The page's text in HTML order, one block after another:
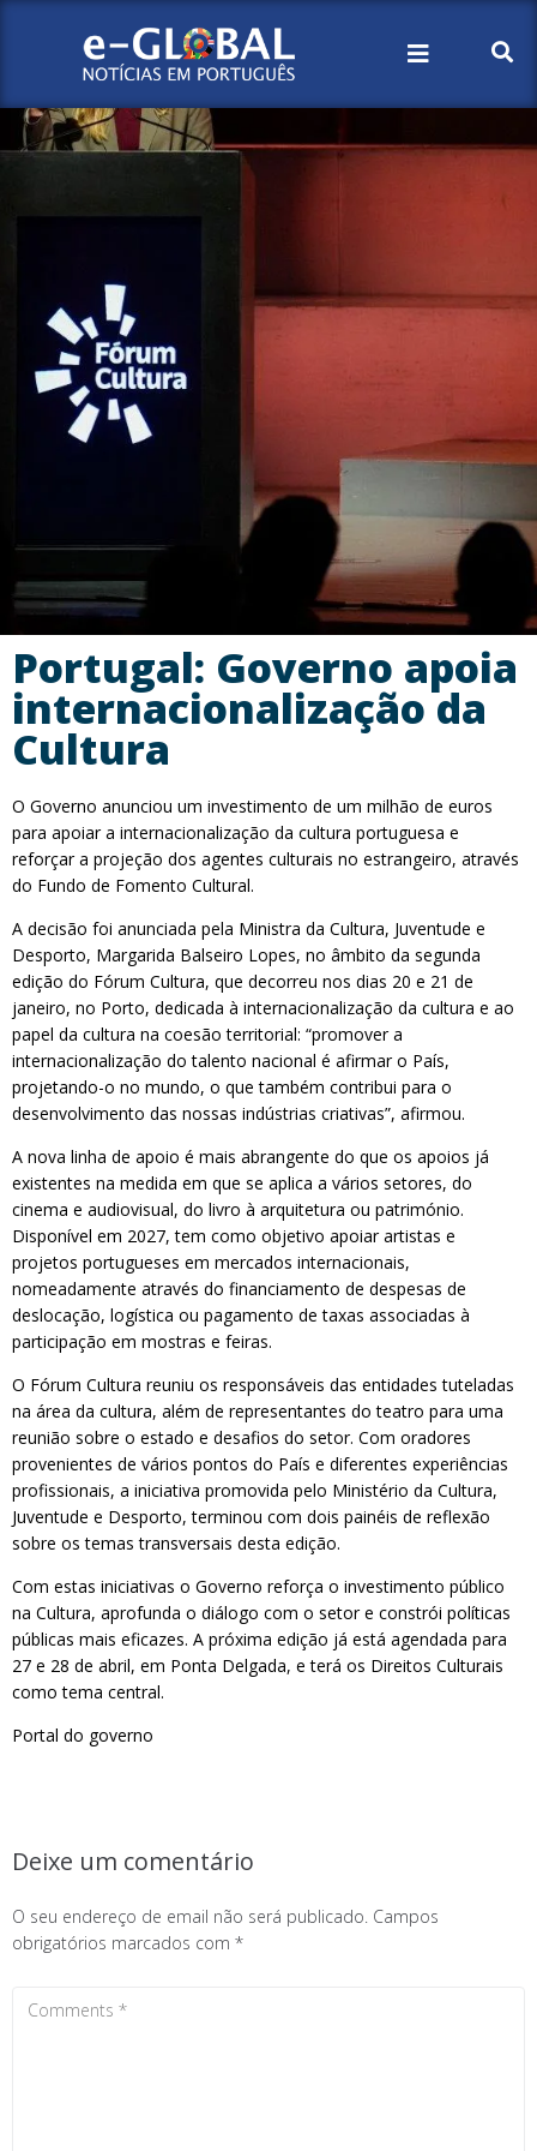
Portugal: Governo apoia
internacionalização da
Cultura
O Governo anunciou um investimento de um milhão de euros
para apoiar a internacionalização da cultura portuguesa e
reforçar a projeção dos agentes culturais no estrangeiro, através
do Fundo de Fomento Cultural.
A decisão foi anunciada pela Ministra da Cultura, Juventude e
Desporto, Margarida Balseiro Lopes, no âmbito da segunda
edição do Fórum Cultura, que decorreu nos dias 20 e 21 de
janeiro, no Porto, dedicada à internacionalização da cultura e ao
papel da cultura na coesão territorial: “promover a
internacionalização do talento nacional é afirmar o País,
projetando-o no mundo, o que também contribui para o
desenvolvimento das nossas indústrias criativas”, afirmou.
A nova linha de apoio é mais abrangente do que os apoios já
existentes na medida em que se aplica a vários setores, do
cinema e audiovisual, do livro à arquitetura ou património.
Disponível em 2027, tem como objetivo apoiar artistas e
projetos portugueses em mercados internacionais,
nomeadamente através do financiamento de despesas de
deslocação, logística ou pagamento de taxas associadas à
participação em mostras e feiras.
O Fórum Cultura reuniu os responsáveis das entidades tuteladas
na área da cultura, além de representantes do teatro para uma
reunião sobre o estado e desafios do setor. Com oradores
provenientes de vários pontos do País e diferentes experiências
profissionais, a iniciativa promovida pelo Ministério da Cultura,
Juventude e Desporto, terminou com dois painéis de reflexão
sobre os temas transversais desta edição.
Com estas iniciativas o Governo reforça o investimento público
na Cultura, aprofunda o diálogo com o setor e constrói políticas
públicas mais eficazes. A próxima edição já está agendada para
27 e 28 de abril, em Ponta Delgada, e terá os Direitos Culturais
como tema central.
Portal do governo
Deixe um comentário
O seu endereço de email não será publicado. Campos
obrigatórios marcados com *